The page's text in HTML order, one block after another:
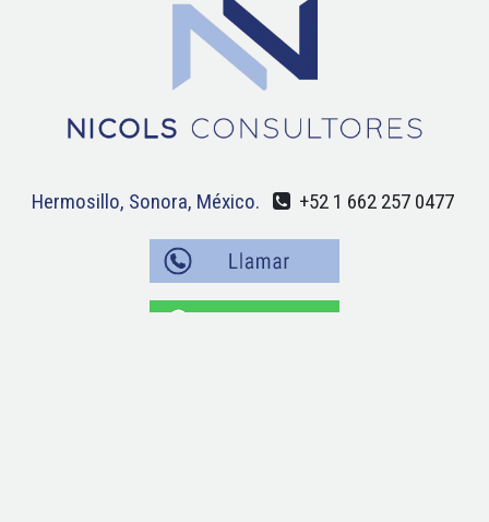
Hermosillo, Sonora, México. +52 1 662 257 0477